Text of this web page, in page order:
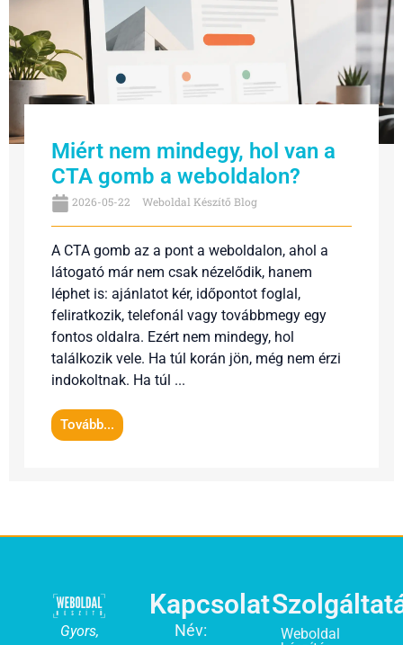
Miért nem mindegy, hol van a
CTA gomb a weboldalon?
2026-05-22 Weboldal Készítő Blog
A CTA gomb az a pont a weboldalon, ahol a
látogató már nem csak nézelődik, hanem
léphet is: ajánlatot kér, időpontot foglal,
feliratkozik, telefonál vagy továbbmegy egy
fontos oldalra. Ezért nem mindegy, hol
találkozik vele. Ha túl korán jön, még nem érzi
indokoltnak. Ha túl ...
Tovább...
Gyors,
Kapcsolat
Név:
Weboldal